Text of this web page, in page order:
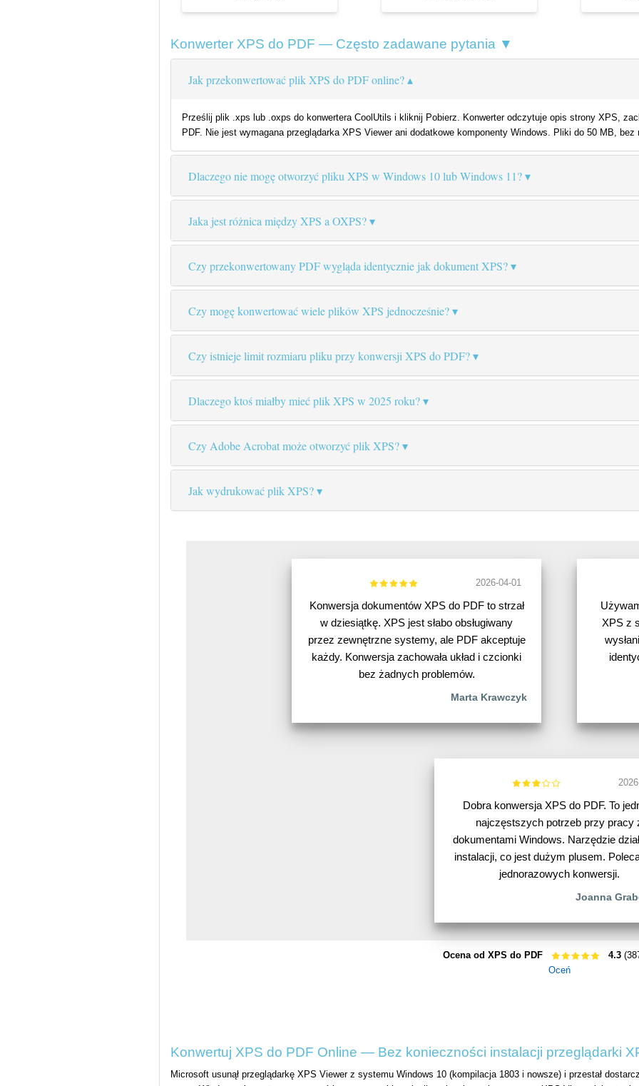
Konwerter XPS do PDF — Często zadawane pytania ▼
Jak przekonwertować plik XPS do PDF online?
Prześlij plik .xps lub .oxps do konwertera CoolUtils i kliknij Pobierz. Konwerter odczytuje opis strony XPS,
PDF. Nie jest wymagana przeglądarka XPS Viewer ani dodatkowe komponenty Windows. Pliki do 50 MB, bez
Dlaczego nie mogę otworzyć pliku XPS w Windows 10 lub Windows 11?
Jaka jest różnica między XPS a OXPS?
Czy przekonwertowany PDF wygląda identycznie jak dokument XPS?
Czy mogę konwertować wiele plików XPS jednocześnie?
Czy istnieje limit rozmiaru pliku przy konwersji XPS do PDF?
Dlaczego ktoś miałby mieć plik XPS w 2025 roku?
Czy Adobe Acrobat może otworzyć plik XPS?
Jak wydrukować plik XPS?
2026-04-01
Konwersja dokumentów XPS do PDF to strzał
w dziesiątkę. XPS jest słabo obsługiwany
przez zewnętrzne systemy, ale PDF akceptuje
każdy. Konwersja zachowała układ i czcionki
bez żadnych problemów.
Marta Krawczyk
XPS z
Dobra konwersja XPS do PDF. To
najczęstszych potrzeb przy pracy
dokumentami Windows. Narzędzie
instalacji, co jest dużym plusem.
jednorazowych konwersji.
Joanna
Ocena od XPS do PDF 4.3
Oceń
Konwertuj XPS do PDF Online — Bez konieczności instalacji przeglądarki
Microsoft usunął przeglądarkę XPS Viewer z systemu Windows 10 (kompilacja 1803 i nowsze) i przestał